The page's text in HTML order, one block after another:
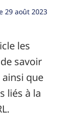
29 août 2023
les
savoir
que
liés à la